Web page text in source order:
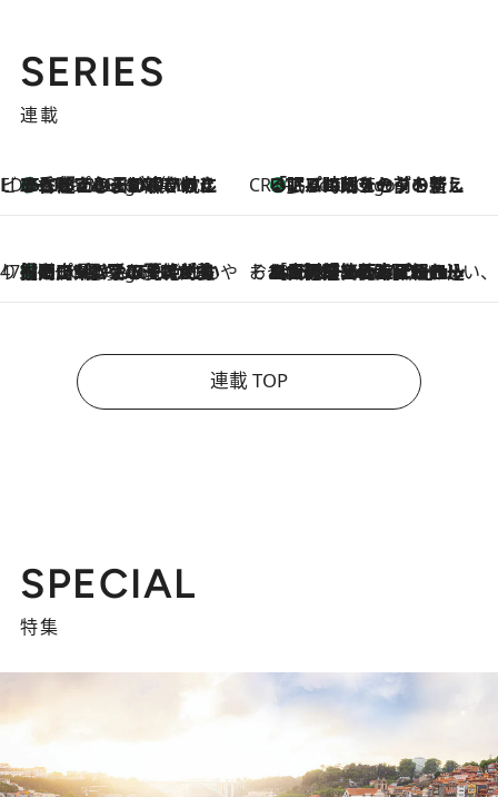
SERIES
連載
ビューティいいもの集め EDITORS' BEST
2 Hours Ago
35℃超えの日の夜、枕にひと吹き！ BAUMのルームスプレーが、ひのきの香りで心まで解きほぐす CREA'S CHOICE
2 Hours Ago
「眠る時刻をセットする」——眠りの前を整える、バルミューダの新しいアプローチ
47都道府県の手みやげ ひんやりスイーツで夏を満喫
2 Hours Ago
【岡山県】この夏絶対食べたい 冷やしておいしいおやつ3選 フルーツが主役のプリンやアイスが勢揃い そおだよおこの関西おいしい、おやつ紀行
2026.8.9
［大阪府箕面市］一皿一皿目の前で仕上げられる、料理を巧みに組み込んだアシェットデセールコース「ミチル アシェット デセール（Michiru assiette dessert）」
連載 TOP
SPECIAL
特集